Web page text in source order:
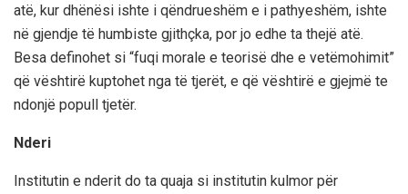
atë, kur dhënësi ishte i qëndrueshëm e i pathyeshëm, ishte
në gjendje të humbiste gjithçka, por jo edhe ta thejë atë.
Besa definohet si “fuqi morale e teorisë dhe e vetëmohimit”
që vështirë kuptohet nga të tjerët, e që vështirë e gjejmë te
ndonjë popull tjetër.
Nderi
Institutin e nderit do ta quaja si institutin kulmor për